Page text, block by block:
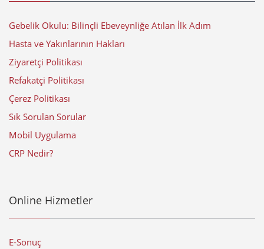
Gebelik Okulu: Bilinçli Ebeveynliğe Atılan İlk Adım
Hasta ve Yakınlarının Hakları
Ziyaretçi Politikası
Refakatçi Politikası
Çerez Politikası
Sık Sorulan Sorular
Mobil Uygulama
CRP Nedir?
Online Hizmetler
E-Sonuç